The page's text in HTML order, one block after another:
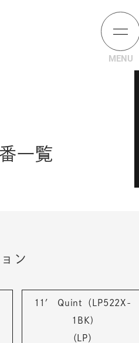
一覧
ン
11′ Quint（LP522X-
1BK)
（LP）